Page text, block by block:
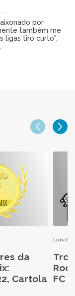
por
também me
ligas tiro curto",
da
Cartola
Luís
FC